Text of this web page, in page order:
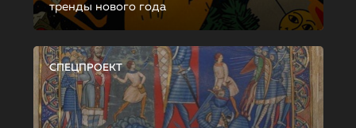
тренды нового года
СПЕЦПРОЕКТ